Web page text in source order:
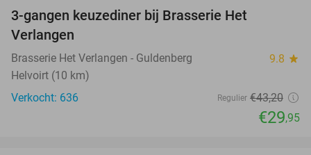
3-gangen keuzediner bij Brasserie Het
Verlangen
Brasserie Het Verlangen - Guldenberg 9.8 star
Helvoirt (10 km)
Verkocht: 636
Regulier €43,20
€29,95